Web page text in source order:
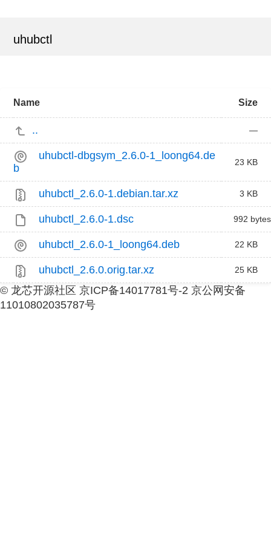
uhubctl
Name Size
.. —
uhubctl-dbgsym_2.6.0-1_loong64.de
b
23 KB
uhubctl_2.6.0-1.debian.tar.xz 3 KB
uhubctl_2.6.0-1.dsc 992 bytes
uhubctl_2.6.0-1_loong64.deb 22 KB
uhubctl_2.6.0.orig.tar.xz 25 KB
© 龙芯开源社区 京ICP备14017781号-2 京公网安备
11010802035787号